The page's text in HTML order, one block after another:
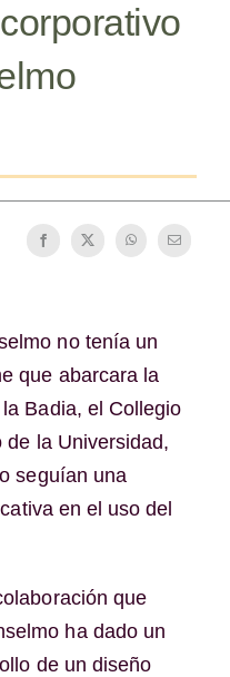
no tenía un
que abarcara la
Badia, el Collegio
de la Universidad,
seguían una
en el uso del
que
ha dado un
de un diseño